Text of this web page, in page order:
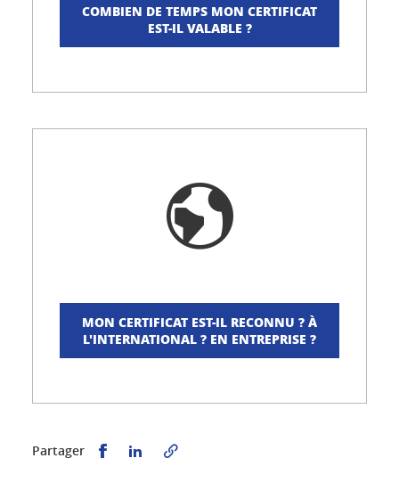
COMBIEN DE TEMPS MON CERTIFICAT
EST-IL VALABLE ?
MON CERTIFICAT EST-IL RECONNU ? À
L'INTERNATIONAL ? EN ENTREPRISE ?
Partager Partager sur Facebook
Partager sur LinkedIn